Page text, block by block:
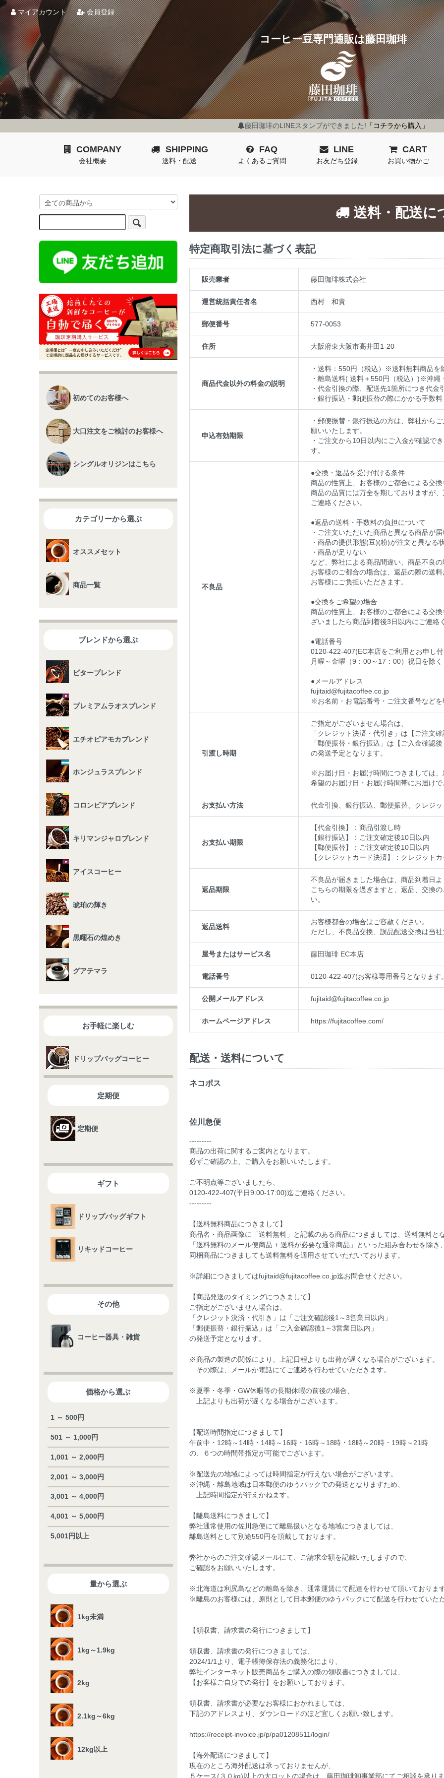
マイアカウント 会員登録
コーヒー豆専門通販は藤田珈琲
藤田珈琲のLINEスタンプができました! 「コチラから購入」
COMPANY
会社概要
SHIPPING
送料・配送
FAQ
よくあるご質問
LINE
お友だち登録
CART
お買い物かご
送料・配送に
特定商取引法に基づく表記
販売業者 藤田珈琲株式会社
運営統括責任者名 西村 和貴
郵便番号 577-0053
住所 大阪府東大阪市高井田1-20
商品代金以外の料金の説明
・送料：550円（税込）※送料無料商品
・離島送料( 送料＋550円（税込）)※沖縄
・代金引換の際、配送先1箇所につき代金
・銀行振込・郵便振替の際にかかる手数料
申込有効期限
・郵便振替・銀行振込の方は、弊社から
願いいたします。
・ご注文から10日以内にご入金が確認で
す。
不良品
●交換・返品を受け付ける条件
商品の性質上、お客様のご都合による交
商品の品質には万全を期しておりますが
ご連絡ください。
●返品の送料・手数料の負担について
・ご注文いただいた商品と異なる商品が届
・商品の提供形態(豆)(粉)が注文と異なる
・商品が足りない
など、弊社による商品間違い、商品不良
お客様のご都合の場合は、返品の際の送
お客様にご負担いただきます。
●交換をご希望の場合
商品の性質上、お客様のご都合による交
ざいましたら商品到着後3日以内にご連絡
●電話番号
0120-422-407(EC本店をご利用とお申し
月曜～金曜（9：00～17：00）祝日を除く
●メールアドレス
fujitaid@fujitacoffee.co.jp
※お名前・お電話番号・ご注文番号などを
引渡し時期
ご指定がございません場合は、
「クレジット決済・代引き」は【ご注文
「郵便振替・銀行振込」は【ご入金確認後
の発送予定となります。
※お届け日・お届け時間につきましては
希望のお届け日・お届け時間帯にお届けで
お支払い方法 代金引換、銀行振込、郵便振替、クレジ
お支払い期限
【代金引換】：商品引渡し時
【銀行振込】：ご注文確定後10日以内
【郵便振替】：ご注文確定後10日以内
【クレジットカード決済】：クレジット
返品期限
不良品が届きました場合は、商品到着日
こちらの期限を過ぎますと、返品、交換
い。
返品送料
お客様都合の場合はご容赦ください。
ただし、不良品交換、誤品配送交換は当社
屋号またはサービス名 藤田珈琲 EC本店
電話番号 0120-422-407(お客様専用番号となりま
公開メールアドレス fujitaid@fujitacoffee.co.jp
ホームページアドレス https://fujitacoffee.com/
配送・送料について
ネコポス
佐川急便
---------
商品の出荷に関するご案内となります。
必ずご確認の上、ご購入をお願いいたします。
ご不明点等ございましたら、
0120-422-407(平日9:00-17:00)迄ご連絡ください。
---------
【送料無料商品につきまして】
商品名・商品画像に「送料無料」と記載のある商品につきましては、送料無料と
「送料無料のメール便商品 + 送料が必要な通常商品」といった組み合わせを除き、
同梱商品につきましても送料無料を適用させていただいております。
※詳細につきましてはfujitaid@fujitacoffee.co.jp迄お問合せください。
【商品発送のタイミングにつきまして】
ご指定がございません場合は、
「クレジット決済・代引き」は「ご注文確認後1～3営業日以内」
「郵便振替・銀行振込」は「ご入金確認後1～3営業日以内」
の発送予定となります。
※商品の製造の関係により、上記日程よりも出荷が遅くなる場合がございます。
その際は、メールか電話にてご連絡を行わせていただきます。
※夏季・冬季・GW休暇等の長期休暇の前後の場合、
上記よりも出荷が遅くなる場合がございます。
【配送時間指定につきまして】
午前中・12時～14時・14時～16時・16時～18時・18時～20時・19時～21時
の、６つの時間帯指定が可能でございます。
※配送先の地域によっては時間指定が行えない場合がございます。
※沖縄・離島地域は日本郵便のゆうパックでの発送となりますため、
上記時間指定が行えかねます。
【離島送料につきまして】
弊社通常使用の佐川急便にて離島扱いとなる地域につきましては、
離島送料として別途550円を頂戴しております。
弊社からのご注文確認メールにて、ご請求金額を記載いたしますので、
ご確認をお願いいたします。
※北海道は利尻島などの離島を除き、通常運賃にて配達を行わせて頂いております
※離島のお客様には、原則として日本郵便のゆうパックにて配送を行わせていた
【領収書、請求書の発行につきまして】
領収書、請求書の発行につきましては、
2024/1/1より、電子帳簿保存法の義務化により、
弊社インターネット販売商品をご購入の際の領収書につきましては、
【お客様ご自身での発行】をお願いしております。
領収書、請求書が必要なお客様におかれましては、
下記のアドレスより、ダウンロードのほど宜しくお願い致します。
https://receipt-invoice.jp/p/pa01208511/login/
【海外配送につきまして】
現在のところ海外配送は承っておりませんが、
５ケース(３０kg)以上の大ロットの場合は、藤田珈琲卸事業部にてご相談を承りま
初めてのお客様へ
大口注文をご検討のお客様へ
シングルオリジンはこちら
カテゴリーから選ぶ
オススメセット
商品一覧
ブレンドから選ぶ
ビターブレンド
プレミアムラオスブレンド
エチオピアモカブレンド
ホンジュラスブレンド
コロンビアブレンド
キリマンジャロブレンド
アイスコーヒー
琥珀の輝き
黒曜石の煌めき
グアテマラ
お手軽に楽しむ
ドリップバッグコーヒー
定期便
定期便
ギフト
ドリップバッグギフト
リキッドコーヒー
その他
コーヒー器具・雑貨
価格から選ぶ
1 ～ 500円
501 ～ 1,000円
1,001 ～ 2,000円
2,001 ～ 3,000円
3,001 ～ 4,000円
4,001 ～ 5,000円
5,001円以上
量から選ぶ
1kg未満
1kg～1.9kg
2kg
2.1kg～6kg
12kg以上